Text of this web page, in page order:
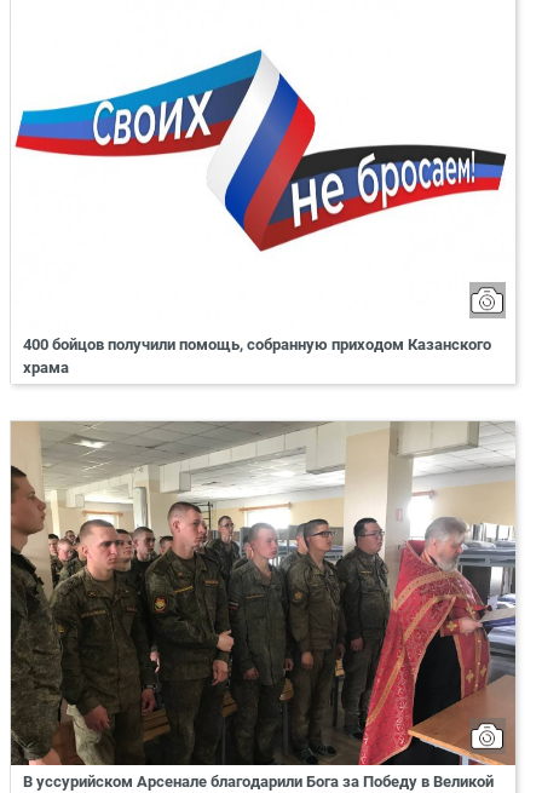
400 бойцов получили помощь, собранную приходом Казанского
храма
В уссурийском Арсенале благодарили Бога за Победу в Великой